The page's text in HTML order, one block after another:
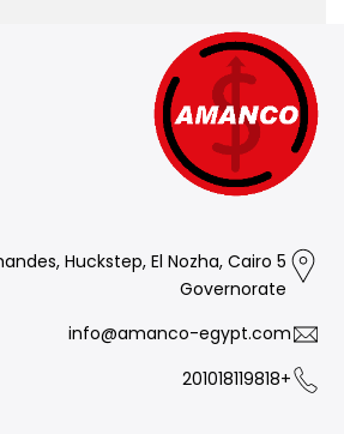
Huckstep, El Nozha, Cairo
Governorate
info@amanco-egypt.com
+201018119818